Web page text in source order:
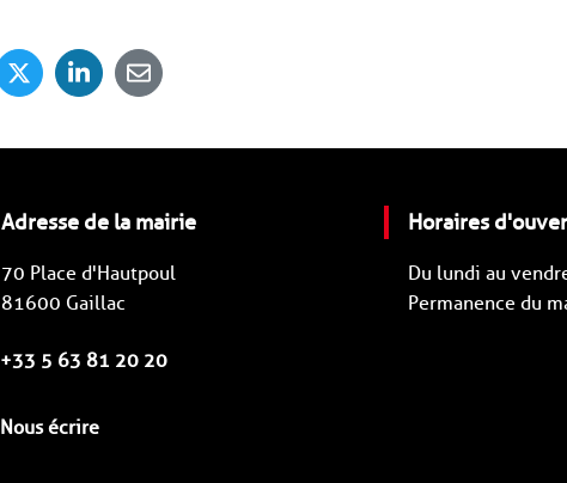
Adresse de la mairie
70 Place d'Hautpoul
81600 Gaillac
+33 5 63 81 20 20
Nous écrire
Horaires
Du lundi au
Permanence du